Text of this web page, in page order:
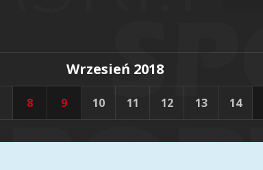
Wrzesień 2018
8 9 10 11 12 13 14